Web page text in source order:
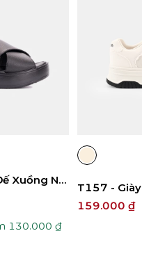
Xuồng Nữ
130.000 ₫
T157 -
159.000 ₫